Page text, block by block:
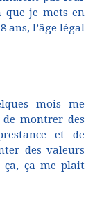
que je mets en
ans, l’âge légal
mois me
de montrer des
et de
des valeurs
ça, ça me plait